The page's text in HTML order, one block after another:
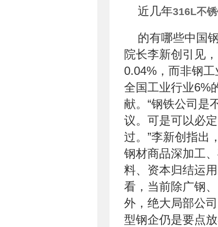
近几年316L不
的有哪些中国
院长李新创引见
0.04%，而非钢
全国工业行业6%
献。“钢铁公司是
议。可是可以必
过。”李新创指出
钢材商品深加工
料、资本归结运
看，当前除广钢
外，绝大局部公
型钢企仍是要点